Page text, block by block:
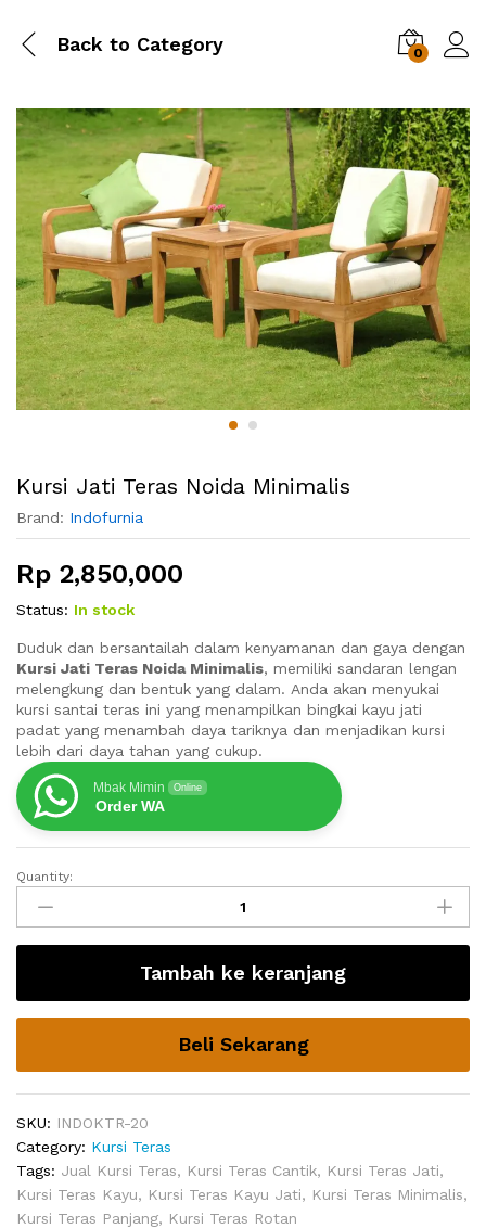
Back to Category 0
Kursi Jati Teras Noida Minimalis
Brand: Indofurnia
Rp 2,850,000
Status: In stock
Duduk dan bersantailah dalam kenyamanan dan gaya dengan
Kursi Jati Teras Noida Minimalis, memiliki sandaran lengan
melengkung dan bentuk yang dalam. Anda akan menyukai
kursi santai teras ini yang menampilkan bingkai kayu jati
padat yang menambah daya tariknya dan menjadikan kursi
lebih dari daya tahan yang cukup.
Mbak Mimin Online
Order WA
Kursi
Jati
Teras
Noida
quantity
Quantity:
Tambah ke keranjang
Beli Sekarang
SKU: INDOKTR-20
Category: Kursi Teras
Tags: Jual Kursi Teras, Kursi Teras Cantik, Kursi Teras Jati,
Kursi Teras Kayu, Kursi Teras Kayu Jati, Kursi Teras Minimalis,
Kursi Teras Panjang, Kursi Teras Rotan